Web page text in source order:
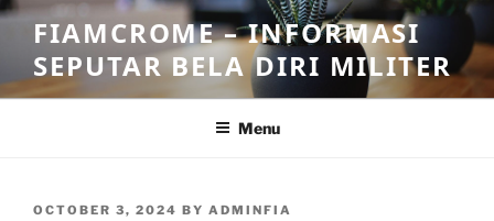
Skip
content
FIAMCROME – INFORMASI
SEPUTAR BELA DIRI MILITER
Menu
POSTED
OCTOBER 3, 2024 BY ADMINFIA